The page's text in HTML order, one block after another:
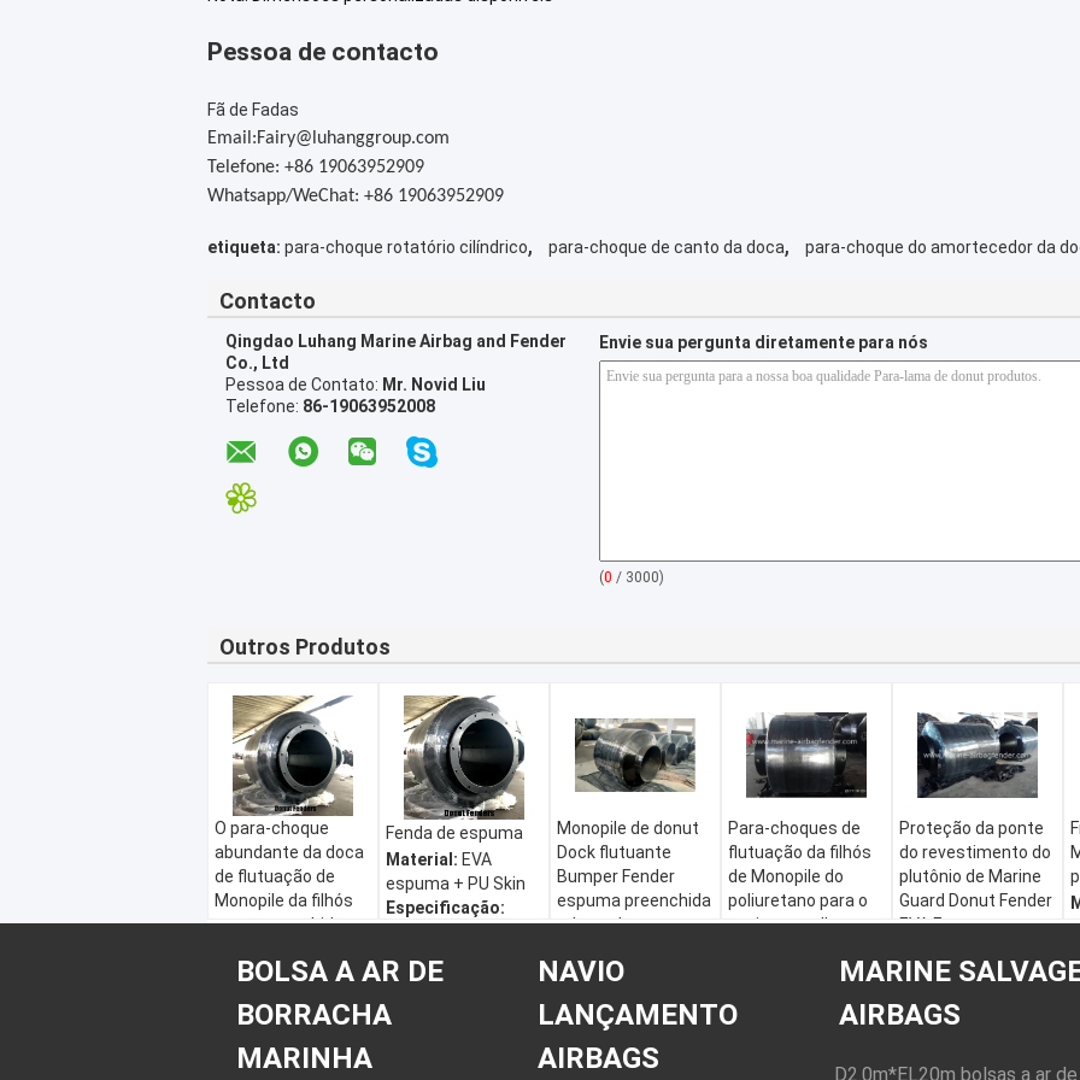
Pessoa de contacto
Fã de Fadas
Email:Fairy@luhanggroup.com
Telefone: +86 19063952909
Whatsapp/WeChat: +86 19063952909
etiqueta: para-choque rotatório cilíndrico, para-choque de canto da doca, para-choque do amortecedor da
Contacto
Qingdao Luhang Marine Airbag and Fender
Co., Ltd
Pessoa de Contato: Mr. Novid Liu
Telefone: 86-19063952008
Envie sua pergunta diretamente para nós
(0 / 3000)
Outros Produtos
O para-choque
abundante da doca
de flutuação de
Monopile da filhós
espuma enchido
espuma + PU Skin
Personalizado
Aplicativo:Fender
de espuma de
Fenda de espuma
Material: EVA
espuma + PU Skin
Especificação:
de espuma de
submarinas
Monopile de donut
Dock flutuante
Bumper Fender
espuma preenchida
adaptado seguro
Nome:Para-choque
Materiais:Espuma
de EVA + pele do
plutônio
Para-choques de
flutuação da filhós
de Monopile do
poliuretano para o
navio ao molhe
choques da filhós
Material:
Espuma
Proteção da ponte
do revestimento do
plutônio de Marine
Guard Donut Fender
EVA Foam
da filhós
Revestimento do
Foam
BOLSA A AR DE
BORRACHA
MARINHA
NAVIO
LANÇAMENTO
AIRBAGS
MARINE
AIRBAGS
D2.0m*EL20m bolsas a ar de